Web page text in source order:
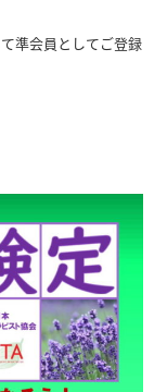
準会員としてご登録